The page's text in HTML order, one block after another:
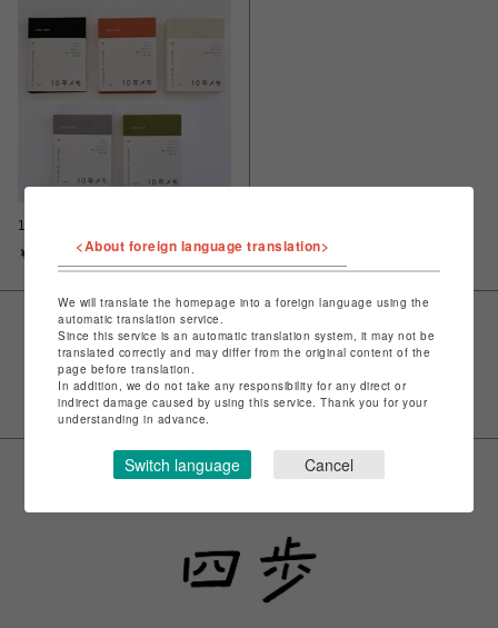
10年メモ 2026年版
￥3,520
VIEW MORE
<About foreign language translation>
We will translate the homepage into a foreign language using the
automatic translation service.
Since this service is an automatic translation system, it may not be
translated correctly and may differ from the original content of the
page before translation.
In addition, we do not take any responsibility for any direct or
indirect damage caused by using this service. Thank you for your
understanding in advance.
Switch language Cancel